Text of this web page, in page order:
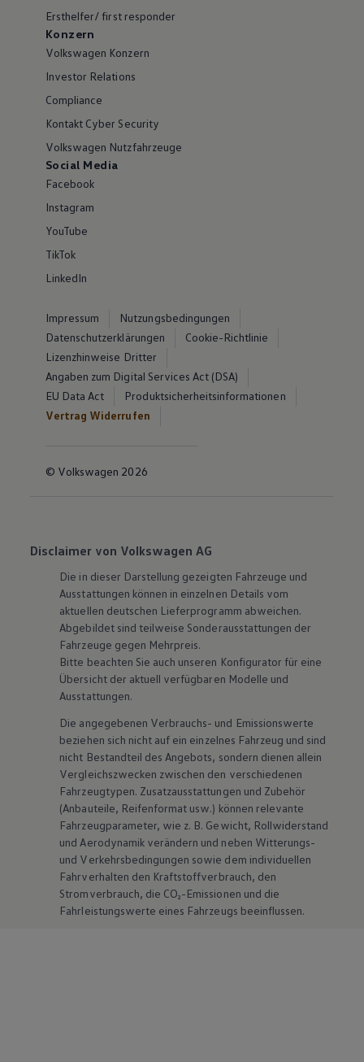
Ersthelfer/ first responder
Konzern
Volkswagen Konzern
Investor Relations
Compliance
Kontakt Cyber Security
Volkswagen Nutzfahrzeuge
Social Media
Facebook
Instagram
YouTube
TikTok
LinkedIn
Impressum
Nutzungsbedingungen
Datenschutzerklärungen
Cookie-Richtlinie
Lizenzhinweise Dritter
Angaben zum Digital Services Act (DSA)
EU Data Act
Produktsicherheitsinformationen
Vertrag Widerrufen
© Volkswagen 2026
Disclaimer von Volkswagen AG
Die in dieser Darstellung gezeigten Fahrzeuge und
Ausstattungen können in einzelnen Details vom
aktuellen deutschen Lieferprogramm abweichen.
Abgebildet sind teilweise Sonderausstattungen der
Fahrzeuge gegen Mehrpreis.
Bitte beachten Sie auch unseren Konfigurator für eine
Übersicht der aktuell verfügbaren Modelle und
Ausstattungen.
Die angegebenen Verbrauchs- und Emissionswerte
beziehen sich nicht auf ein einzelnes Fahrzeug und sind
nicht Bestandteil des Angebots, sondern dienen allein
Vergleichszwecken zwischen den verschiedenen
Fahrzeugtypen. Zusatzausstattungen und Zubehör
(Anbauteile, Reifenformat usw.) können relevante
Fahrzeugparameter, wie z. B. Gewicht, Rollwiderstand
und Aerodynamik verändern und neben Witterungs-
und Verkehrsbedingungen sowie dem individuellen
Fahrverhalten den Kraftstoffverbrauch, den
Stromverbrauch, die CO₂-Emissionen und die
Fahrleistungswerte eines Fahrzeugs beeinflussen.